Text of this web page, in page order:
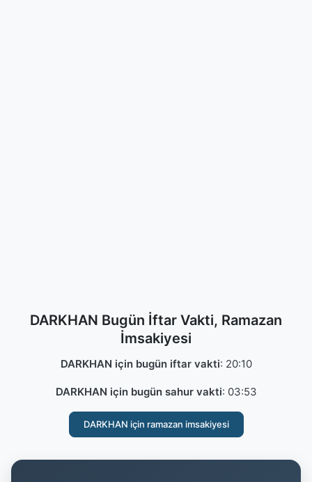
DARKHAN Bugün İftar Vakti, Ramazan
İmsakiyesi
DARKHAN için bugün iftar vakti: 20:10
DARKHAN için bugün sahur vakti: 03:53
DARKHAN için ramazan imsakiyesi